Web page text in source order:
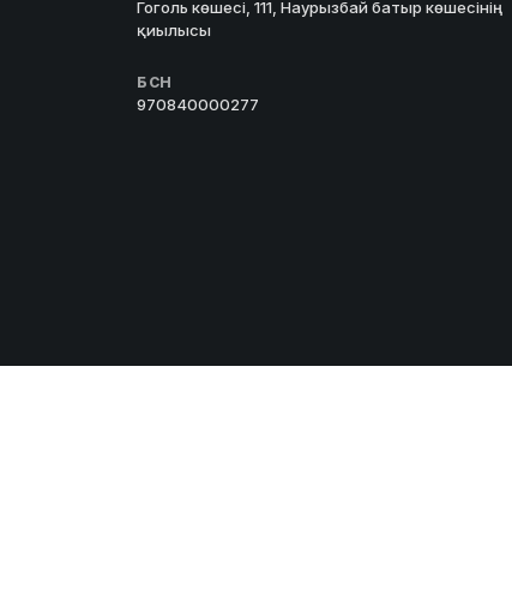
Гоголь көшесі, 111, Наурызбай батыр көшесінің
қиылысы
БСН
970840000277